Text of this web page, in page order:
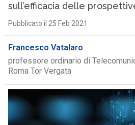
sull’efficacia delle
Pubblicato il 25 Feb 2021
Francesco Vatalaro
professore ordinario di
Roma Tor Vergata